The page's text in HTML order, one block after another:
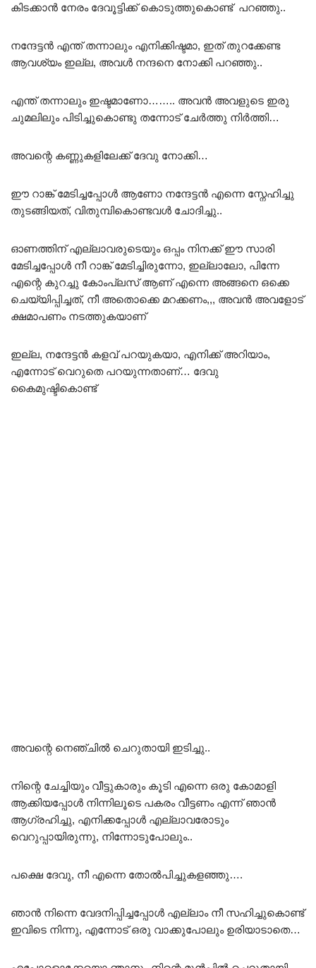
കിടക്കാൻ നേരം ദേവൂട്ടിക്ക് കൊടുത്തുകൊണ്ട് പറഞ്ഞു..
നന്ദേട്ടൻ എന്ത് തന്നാലും എനിക്കിഷ്ടമാ, ഇത് തുറക്കേണ്ട
ആവശ്യം ഇല്ല, അവൾ നന്ദനെ നോക്കി പറഞ്ഞു..
എന്ത് തന്നാലും ഇഷ്ടമാണോ…….. അവൻ അവളുടെ ഇരു
ചുമലിലും പിടിച്ചുകൊണ്ടു തന്നോട് ചേർത്തു നിർത്തി…
അവന്റെ കണ്ണുകളിലേക്ക് ദേവു നോക്കി…
ഈ റാങ്ക് മേടിച്ചപ്പോൾ ആണോ നന്ദേട്ടൻ എന്നെ സ്നേഹിച്ചു
തുടങ്ങിയത്, വിതുമ്പികൊണ്ടവൾ ചോദിച്ചു..
ഓണത്തിന് എല്ലാവരുടെയും ഒപ്പം നിനക്ക് ഈ സാരി
മേടിച്ചപ്പോൾ നീ റാങ്ക് മേടിച്ചിരുന്നോ, ഇല്ലാലോ, പിന്നേ
എന്റെ കുറച്ചു കോംപ്ലസ് ആണ് എന്നെ അങ്ങനെ ഒക്കെ
ചെയ്യിപ്പിച്ചത്, നീ അതൊക്കെ മറക്കണം,,, അവൻ അവളോട്
ക്ഷമാപണം നടത്തുകയാണ്
ഇല്ല, നന്ദേട്ടൻ കളവ് പറയുകയാ, എനിക്ക് അറിയാം,
എന്നോട് വെറുതെ പറയുന്നതാണ്… ദേവു
കൈമുഷ്ടികൊണ്ട്
അവന്റെ നെഞ്ചിൽ ചെറുതായി ഇടിച്ചു..
നിന്റെ ചേച്ചിയും വീട്ടുകാരും കൂടി എന്നെ ഒരു കോമാളി
ആക്കിയപ്പോൾ നിന്നിലൂടെ പകരം വീട്ടണം എന്ന് ഞാൻ
ആഗ്രഹിച്ചു, എനിക്കപ്പോൾ എല്ലാവരോടും
വെറുപ്പായിരുന്നു, നിന്നോടുപോലും..
പക്ഷെ ദേവു, നീ എന്നെ തോൽപിച്ചുകളഞ്ഞു….
ഞാൻ നിന്നെ വേദനിപ്പിച്ചപ്പോൾ എല്ലാം നീ സഹിച്ചുകൊണ്ട്
ഇവിടെ നിന്നു, എന്നോട് ഒരു വാക്കുപോലും ഉരിയാടാതെ…